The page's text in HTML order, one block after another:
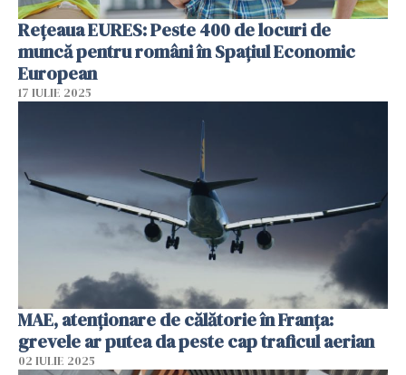
Rețeaua EURES: Peste 400 de locuri de
muncă pentru români în Spațiul Economic
European
17 IULIE 2025
MAE, atenţionare de călătorie în Franţa:
grevele ar putea da peste cap traficul aerian
02 IULIE 2025